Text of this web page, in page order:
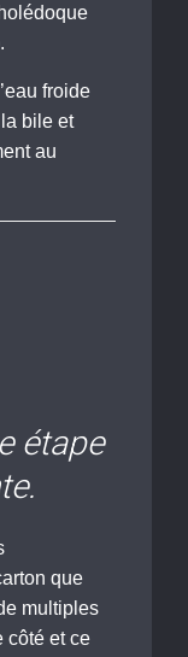
froide
bile et
au
étape
que
multiples
côté et ce